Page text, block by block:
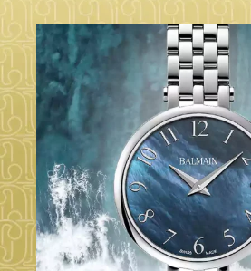
ساعت مردانه بالمن
536.5511.33.64
تماس بگیرید